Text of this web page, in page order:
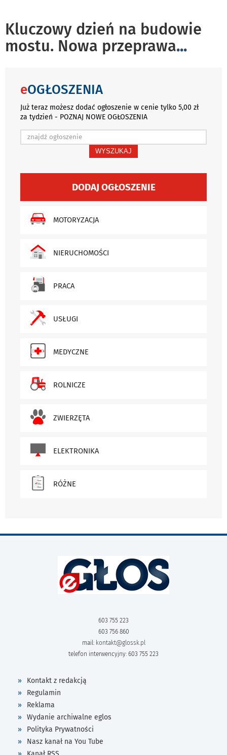
Kluczowy dzień na budowie
mostu. Nowa przeprawa...
eOGŁOSZENIA
Już teraz możesz dodać ogłoszenie w cenie tylko 5,00 zł
za tydzień - POZNAJ NOWE OGŁOSZENIA
WYSZUKAJ
DODAJ OGŁOSZENIE
MOTORYZACJA
NIERUCHOMOŚCI
PRACA
USŁUGI
MEDYCZNE
ROLNICZE
ZWIERZĘTA
ELEKTRONIKA
RÓŻNE
603 755 223
603 756 860
mail: kontakt@glossk.pl
telefon interwencyjny: 603 755 223
Kontakt z redakcją
Regulamin
Reklama
Wydanie archiwalne eglos
Polityka Prywatności
Nasz kanał na You Tube